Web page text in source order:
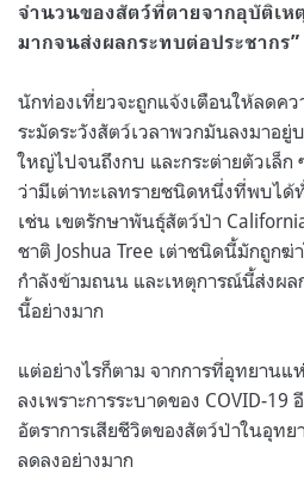
จำนวนของสัตว์ที่ตายจากอุบัติเ
มากจนส่งผลกระทบต่อประชากร”
นักท่องเที่ยวจะถูกแจ้งเตือนให้ลดค
ระมัดระวังสัตว์เวลาพวกมันลงมาอ
ใหญ่ไปจนถึงกบ และกระต่ายตัวเล็ก
ว่ามีเต่าทะเลทรายชนิดหนึ่งที่พบได้
เช่น เขตรักษาพันธุ์สัตว์ป่า
ชาติ Joshua Tree เต่าชนิดนี้มักถูก
กำลังข้ามถนน และเหตุการณ์นี้ส่งผ
นี้อย่างมาก
แต่อย่างไรก็ตาม จากการที่อุทยาน
ลงเพราะการระบาดของ COVID-
อัตราการเสียชีวิตของสัตว์ป่าในอุท
ลดลงอย่างมาก